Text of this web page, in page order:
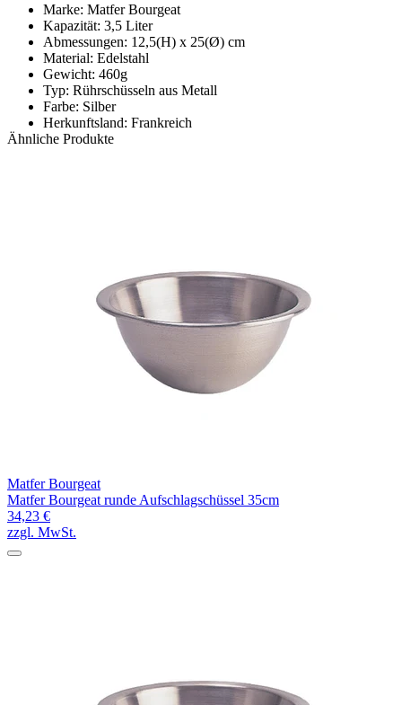
Marke: Matfer Bourgeat
Kapazität: 3,5 Liter
Abmessungen: 12,5(H) x 25(Ø) cm
Material: Edelstahl
Gewicht: 460g
Typ: Rührschüsseln aus Metall
Farbe: Silber
Herkunftsland: Frankreich
Ähnliche Produkte
Matfer Bourgeat
Matfer Bourgeat runde Aufschlagschüssel 35cm
34,23 €
zzgl. MwSt.